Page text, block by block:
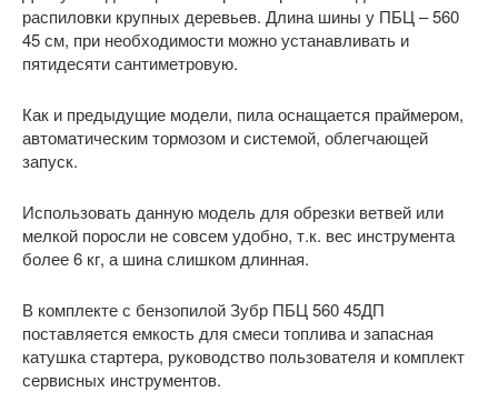
распиловки крупных деревьев. Длина шины у ПБЦ – 560
45 см, при необходимости можно устанавливать и
пятидесяти сантиметровую.
Как и предыдущие модели, пила оснащается праймером,
автоматическим тормозом и системой, облегчающей
запуск.
Использовать данную модель для обрезки ветвей или
мелкой поросли не совсем удобно, т.к. вес инструмента
более 6 кг, а шина слишком длинная.
В комплекте с бензопилой Зубр ПБЦ 560 45ДП
поставляется емкость для смеси топлива и запасная
катушка стартера, руководство пользователя и комплект
сервисных инструментов.